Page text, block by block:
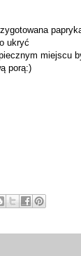
ukryć
miejscu
porą:)